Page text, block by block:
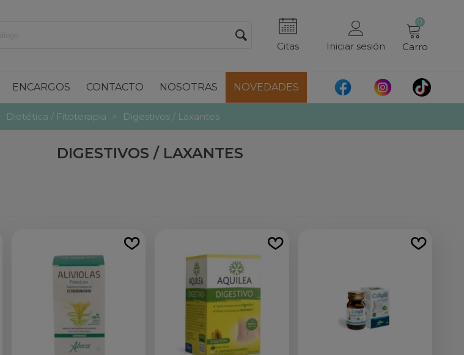
Citas Iniciar sesión
0
Carro
ENCARGOS CONTACTO NOSOTRAS NOVEDADES
Dietética / Fitoterapia > Digestivos / Laxantes
DIGESTIVOS / LAXANTES